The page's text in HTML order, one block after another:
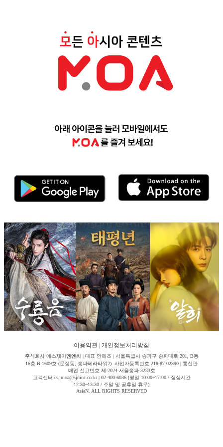
이용약관 개인정보처리방침
주식회사 에스제이엠엔씨 | 대표 안해조 | 서울특별시 송파구 송파대로 201, B동
16층 B-1609호 (문정동, 송파테라타워2) 사업자등록번호 218-87-02390 | 통신판
매업 신고번호 제-2024-서울송파-3233호
고객센터 cs_moa@sjmnc.co.kr | 02-400-6036 (평일 10:00~17:00 / 점심시간
12:30~13:30 / 주말 및 공휴일 휴무)
AsiaN. ALL RIGHTS RESERVED